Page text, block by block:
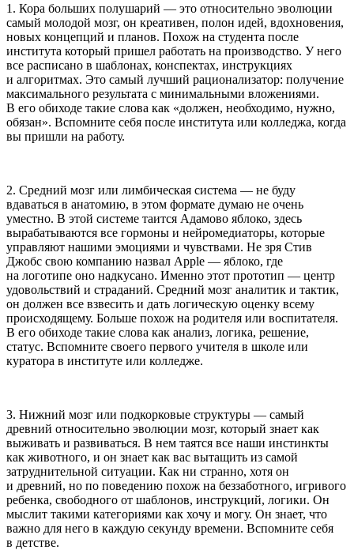
1. Кора больших полушарий — это относительно эволюции
самый молодой мозг, он креативен, полон идей, вдохновения,
новых концепций и планов. Похож на студента после
института который пришел работать на производство. У него
все расписано в шаблонах, конспектах, инструкциях
и алгоритмах. Это самый лучший рационализатор: получение
максимального результата с минимальными вложениями.
В его обиходе такие слова как «должен, необходимо, нужно,
обязан». Вспомните себя после института или колледжа, когда
вы пришли на работу.
2. Средний мозг или лимбическая система — не буду
вдаваться в анатомию, в этом формате думаю не очень
уместно. В этой системе таится Адамово яблоко, здесь
вырабатываются все гормоны и нейромедиаторы, которые
управляют нашими эмоциями и чувствами. Не зря Стив
Джобс свою компанию назвал Apple — яблоко, где
на логотипе оно надкусано. Именно этот прототип — центр
удовольствий и страданий. Средний мозг аналитик и тактик,
он должен все взвесить и дать логическую оценку всему
происходящему. Больше похож на родителя или воспитателя.
В его обиходе такие слова как анализ, логика, решение,
статус. Вспомните своего первого учителя в школе или
куратора в институте или колледже.
3. Нижний мозг или подкорковые структуры — самый
древний относительно эволюции мозг, который знает как
выживать и развиваться. В нем таятся все наши инстинкты
как животного, и он знает как вас вытащить из самой
затруднительной ситуации. Как ни странно, хотя он
и древний, но по поведению похож на беззаботного, игривого
ребенка, свободного от шаблонов, инструкций, логики. Он
мыслит такими категориями как хочу и могу. Он знает, что
важно для него в каждую секунду времени. Вспомните себя
в детстве.